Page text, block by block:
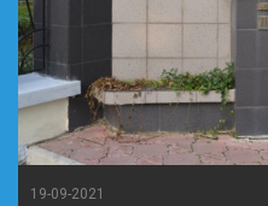
19-09-2021